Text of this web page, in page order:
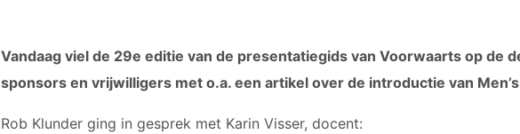
Vandaag viel de 29e editie van de presentatiegids van Voorwaarts op de
sponsors en vrijwilligers met o.a. een artikel over de introductie van
Rob Klunder ging in gesprek met Karin Visser, docent: